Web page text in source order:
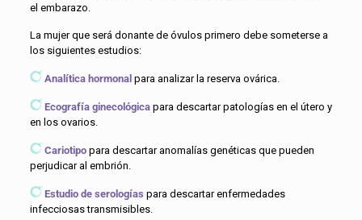
el embarazo.
La mujer que será donante de óvulos primero debe someterse a
los siguientes estudios:
Analítica hormonal para analizar la reserva ovárica.
Ecografía ginecológicapara descartar patologías en el útero y
en los ovarios.
Cariotipopara descartar anomalías genéticas que pueden
perjudicar al embrión.
Estudio de serologías para descartar enfermedades
infecciosas transmisibles.